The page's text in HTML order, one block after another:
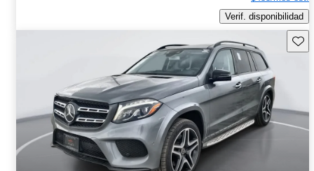
Verif. disponibilidad